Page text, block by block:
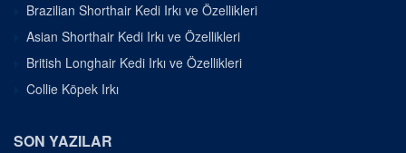
Brazilian Shorthair Kedi Irkı ve Özellikleri
Asian Shorthair Kedi Irkı ve Özellikleri
British Longhair Kedi Irkı ve Özellikleri
Collie Köpek Irkı
SON YAZILAR